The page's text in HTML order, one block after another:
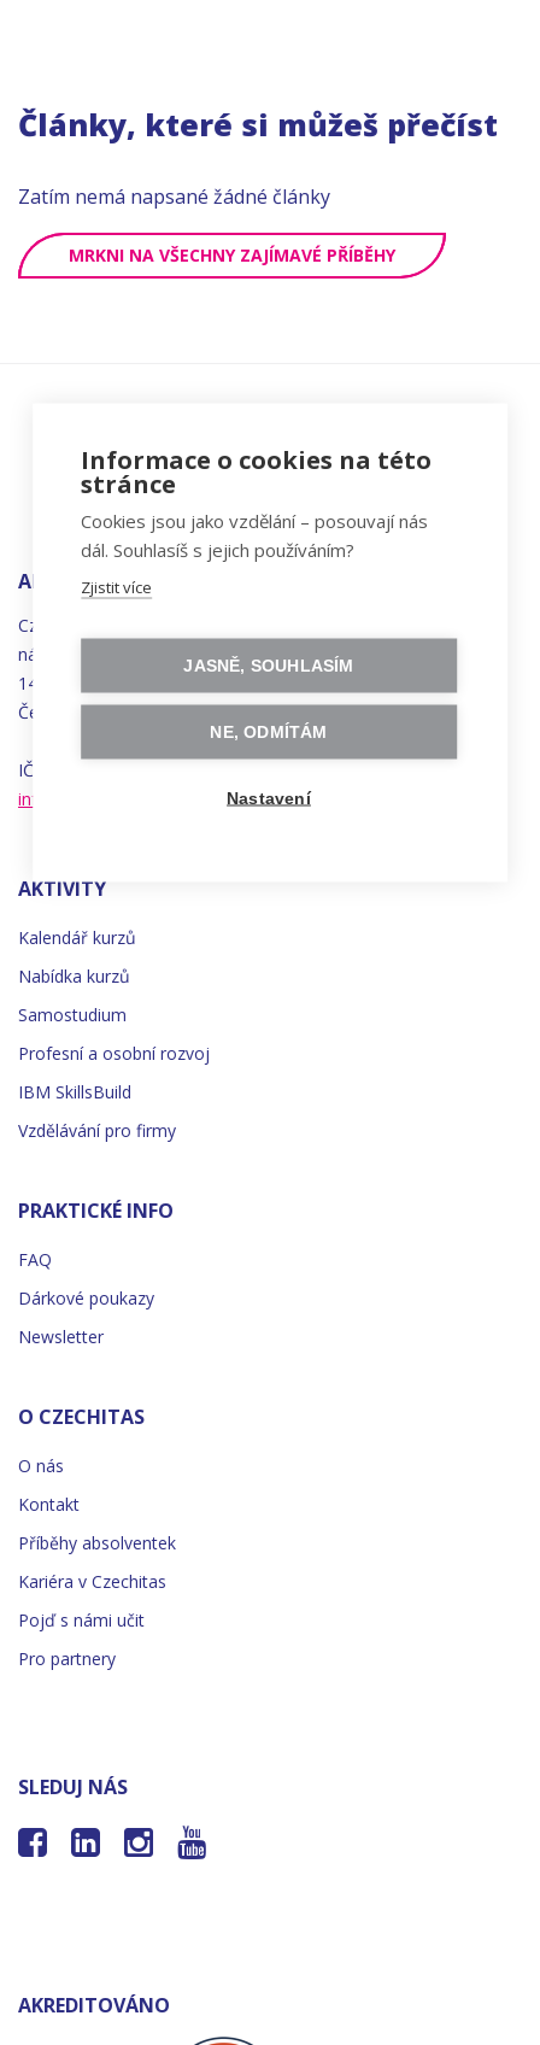
Články, které si můžeš přečíst
Zatím nemá napsané žádné články
MRKNI NA VŠECHNY ZAJÍMAVÉ PŘÍBĚHY
ADRESA
Czechitas, z.ú.
náměstí
Synků 1748/17
140 00 Praha 4 - Nusle
Česká republika
IČO 22834958 | DIČ CZ22834958
info@czechitas.cz
AKTIVITY
Kalendář kurzů
Nabídka kurzů
Samostudium
Profesní a osobní rozvoj
IBM SkillsBuild
Vzdělávání pro firmy
PRAKTICKÉ INFO
FAQ
Dárkové poukazy
Newsletter
O CZECHITAS
O nás
Kontakt
Příběhy absolventek
Kariéra v Czechitas
Pojď s námi učit
Pro partnery
SLEDUJ NÁS
   
AKREDITOVÁNO
Informace o cookies na této
stránce
Cookies jsou jako vzdělání – posouvají nás
dál. Souhlasíš s jejich používáním?
Zjistit více
JASNĚ, SOUHLASÍM
NE, ODMÍTÁM
Nastavení